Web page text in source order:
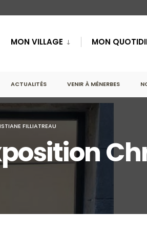
MON VILLAGE MON
ACTUALITÉS VENIR À MÉNERBES
FILLIATREAU